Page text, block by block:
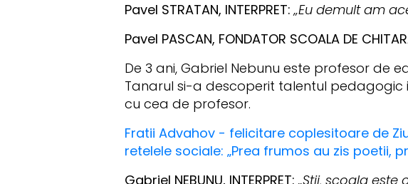
Pavel STRATAN, INTERPRET:„Eu demult am
Pavel PASCAN, FONDATOR SCOALA DE
De 3 ani, Gabriel Nebunu este profesor de
Tanarul si-a descoperit talentul
cu cea de profesor.
Fratii Advahov - felicitare coplesitoare de
retelele sociale: „Prea frumos au zis poetii,
Gabriel NEBUNU, INTERPRET: „Stii, scoala este